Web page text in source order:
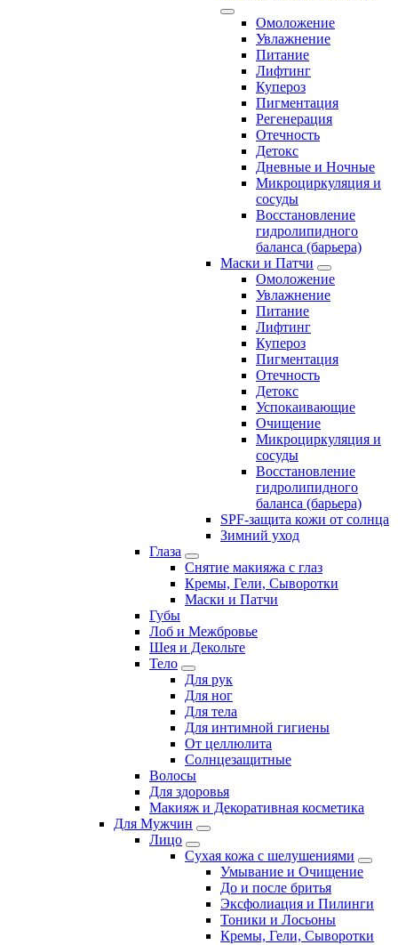
Омоложение
Увлажнение
Питание
Лифтинг
Купероз
Пигментация
Регенерация
Отечность
Детокс
Дневные и Ночные
Микроциркуляция и
сосуды
Восстановление
гидролипидного
баланса (барьера)
Маски и Патчи
Омоложение
Увлажнение
Питание
Лифтинг
Купероз
Пигментация
Отечность
Детокс
Успокаивающие
Очищение
Микроциркуляция и
сосуды
Восстановление
гидролипидного
баланса (барьера)
SPF-защита кожи от солнца
Зимний уход
Глаза
Снятие макияжа с глаз
Кремы, Гели, Сыворотки
Маски и Патчи
Губы
Лоб и Межбровье
Шея и Декольте
Тело
Для рук
Для ног
Для тела
Для интимной гигиены
От целлюлита
Солнцезащитные
Волосы
Для здоровья
Макияж и Декоративная косметика
Для Мужчин
Лицо
Сухая кожа с шелушениями
Умывание и Очищение
До и после бритья
Эксфолиация и Пилинги
Тоники и Лосьоны
Кремы, Гели, Сыворотки